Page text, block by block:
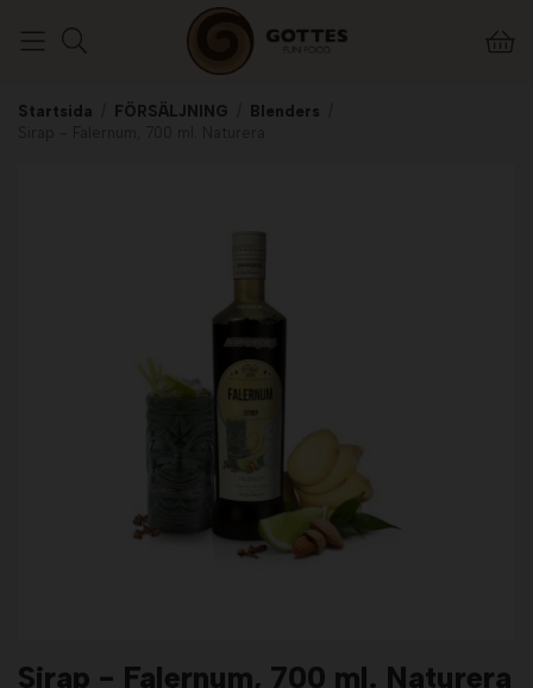
Startsida FÖRSÄLJNING Blenders
Sirap - Falernum, 700 ml. Naturera